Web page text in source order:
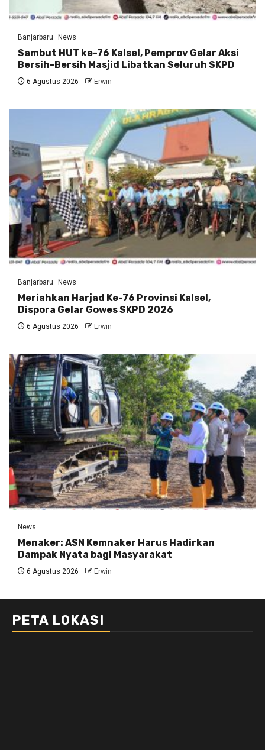
Banjarbaru News
Sambut HUT ke-76 Kalsel, Pemprov Gelar Aksi
Bersih-Bersih Masjid Libatkan Seluruh SKPD
6 Agustus 2026 Erwin
Banjarbaru News
Meriahkan Harjad Ke-76 Provinsi Kalsel,
Dispora Gelar Gowes SKPD 2026
6 Agustus 2026 Erwin
News
Menaker: ASN Kemnaker Harus Hadirkan
Dampak Nyata bagi Masyarakat
6 Agustus 2026 Erwin
PETA LOKASI